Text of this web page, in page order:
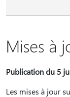
Mises à
Publication du 5
Les mises à jour